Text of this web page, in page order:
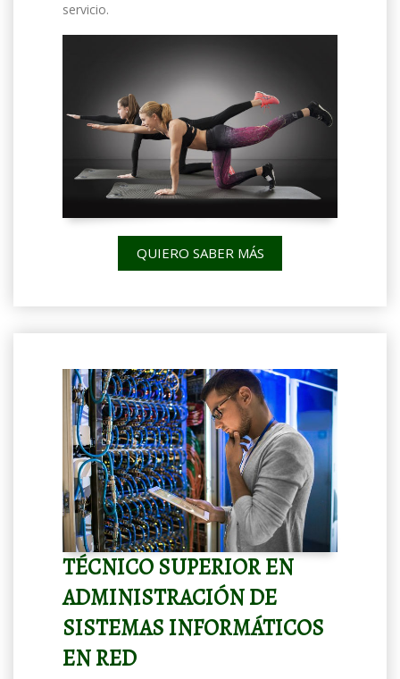
servicio.
QUIERO SABER MÁS
TÉCNICO SUPERIOR EN
ADMINISTRACIÓN DE
SISTEMAS INFORMÁTICOS
EN RED